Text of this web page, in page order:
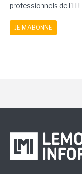
professionnels de l'IT!
JE M'ABONNE